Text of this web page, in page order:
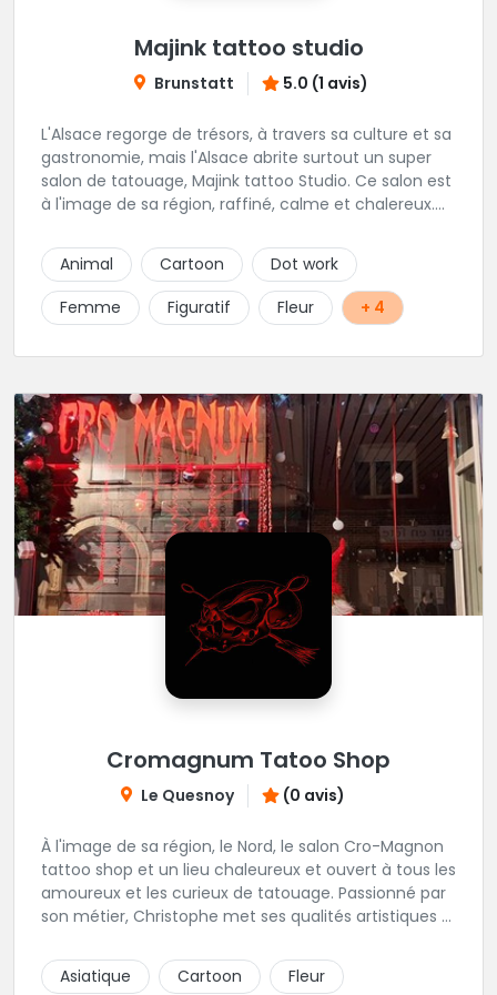
Majink tattoo studio
Brunstatt 5.0 (1 avis)
L'Alsace regorge de trésors, à travers sa culture et sa
gastronomie, mais l'Alsace abrite surtout un super
salon de tatouage, Majink tattoo Studio. Ce salon est
à l'image de sa région, raffiné, calme et chalereux.
découvrir son super shop !
Animal Cartoon
Dot work
Femme
Figuratif Fleur + 4
Cromagnum Tatoo Shop
Le Quesnoy (0 avis)
À l'image de sa région, le Nord, le salon Cro-Magnon
tattoo shop et un lieu chaleureux et ouvert à tous les
amoureux et les curieux de tatouage. Passionné par
son métier, Christophe met ses qualités artistiques à
Asiatique
Cartoon
Fleur